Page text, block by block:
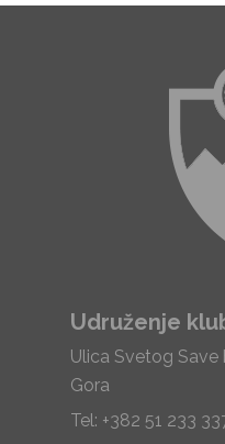
Udruženje
Ulica Svetog Save
Gora
Tel: +382 51 233